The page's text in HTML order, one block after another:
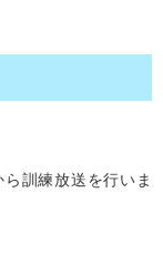
訓練放送を行いま